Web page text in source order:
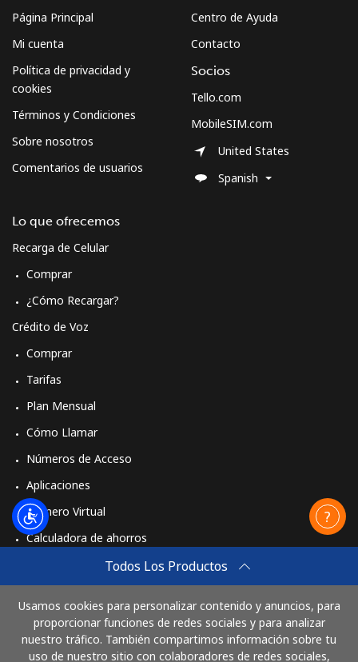
Todos Los Productos
Usamos cookies para personalizar contenido y anuncios, para
proporcionar funciones de redes sociales y para analizar
nuestro tráfico. También compartimos información sobre tu
uso de nuestro sitio con colaboradores de redes sociales,
Página Principal
Mi cuenta
Política de privacidad y
cookies
Términos y Condiciones
Sobre nosotros
Comentarios de usuarios
Lo que ofrecemos
Recarga de Celular
Comprar
¿Cómo Recargar?
Crédito de Voz
Comprar
Tarifas
Plan Mensual
Cómo Llamar
Números de Acceso
Aplicaciones
Número Virtual
Calculadora de ahorros
Comprar
Cómo funciona
Centro de Ayuda
Contacto
Socios
Tello.com
MobileSIM.com
United States
Spanish